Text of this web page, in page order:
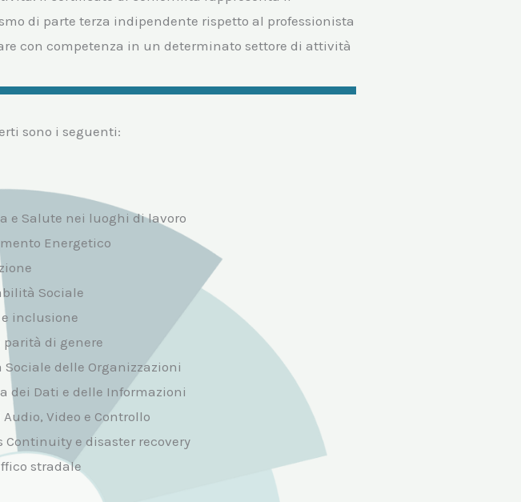
di parte terza indipendente rispetto al professionista
con competenza in un determinato settore di attività
sono i seguenti:
e Salute nei luoghi di lavoro
Energetico
Sociale
inclusione
di genere
delle Organizzazioni
dei Dati e delle Informazioni
Video e Controllo
Continuity e disaster recovery
stradale